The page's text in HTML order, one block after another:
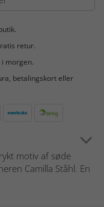
retur.
i morgen.
betalingskort eller
motiv af søde
Camilla Ståhl. En